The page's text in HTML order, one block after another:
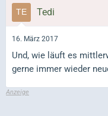
Tedi
16. März 2017
Und, wie läuft es
gerne immer wieder